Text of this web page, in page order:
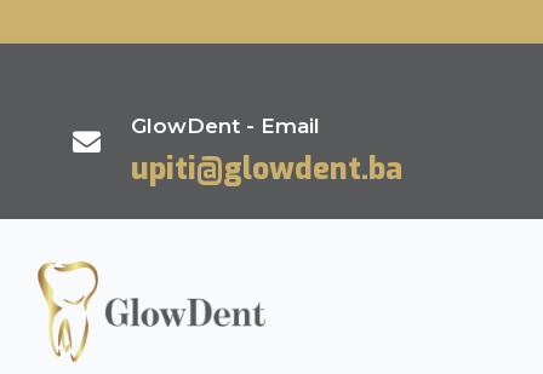

GlowDent - Email
upiti@glowdent.ba